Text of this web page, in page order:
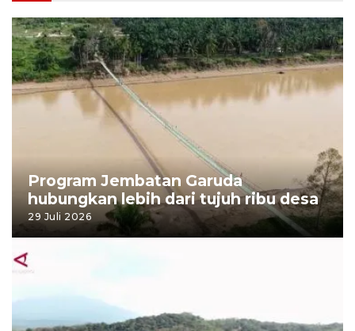
Program Jembatan Garuda
hubungkan lebih dari tujuh ribu desa
29 Juli 2026